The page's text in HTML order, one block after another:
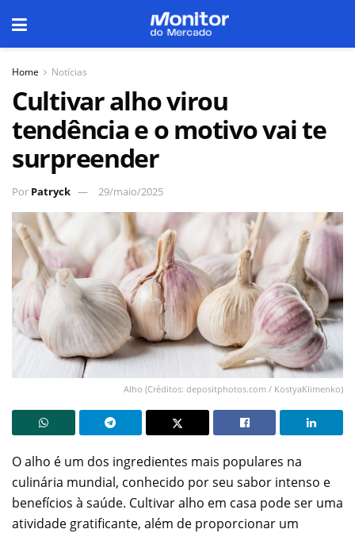
Home Notícias
Cultivar alho virou
tendência e o motivo vai te
surpreender
Por Patryck 29/maio/2025
Alho (Créditos: depositphotos.com / KostyaKlimenko)
O alho é um dos ingredientes mais populares na
culinária mundial, conhecido por seu sabor intenso e
benefícios à saúde. Cultivar alho em casa pode ser uma
atividade gratificante, além de proporcionar um